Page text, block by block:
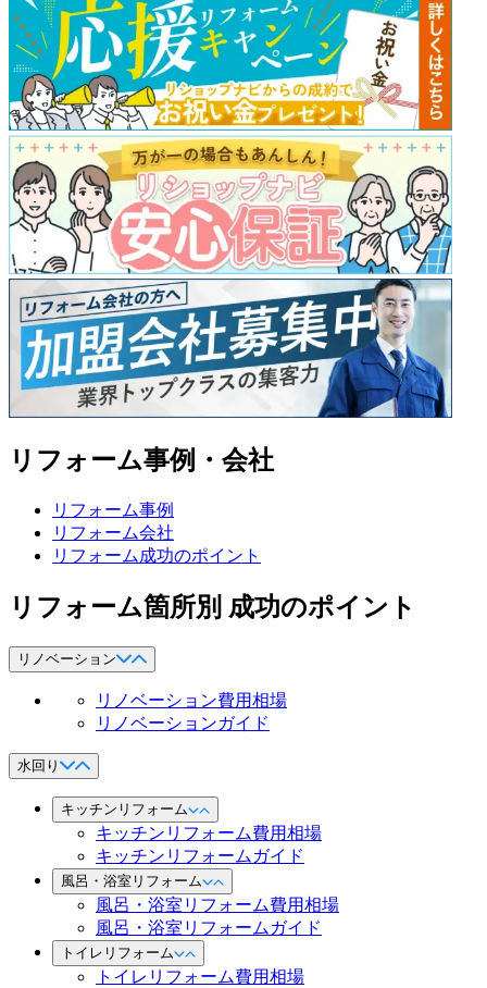
リフォーム事例・会社
リフォーム事例
リフォーム会社
リフォーム成功のポイント
リフォーム箇所別 成功のポイント
リノベーション
リノベーション費用相場
リノベーションガイド
水回り
キッチンリフォーム
キッチンリフォーム費用相場
キッチンリフォームガイド
風呂・浴室リフォーム
風呂・浴室リフォーム費用相場
風呂・浴室リフォームガイド
トイレリフォーム
トイレリフォーム費用相場